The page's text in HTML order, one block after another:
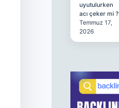
uyutulurken
acı çeker mi ?
Temmuz 17,
2026